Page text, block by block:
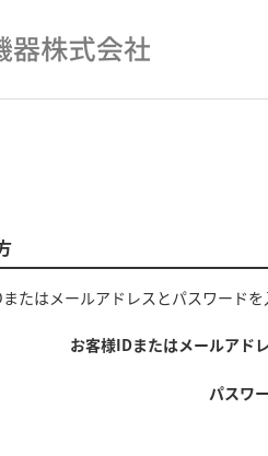
たはメールアドレス とパスワード
お客様IDまたはメールアド
パスワ